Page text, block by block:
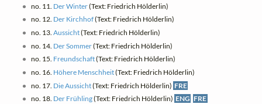
no. 11. Der Winter(Text: Friedrich Hölderlin)
no. 12. Der Kirchhof(Text: Friedrich Hölderlin)
no. 13. Aussicht(Text: Friedrich Hölderlin)
no. 14. Der Sommer(Text: Friedrich Hölderlin)
no. 15. Freundschaft(Text: Friedrich Hölderlin)
no. 16. Höhere Menschheit(Text: Friedrich Hölderlin)
no. 17. Die Aussicht(Text: Friedrich Hölderlin) FRE
no. 18. Der Frühling(Text: Friedrich Hölderlin) ENG FRE